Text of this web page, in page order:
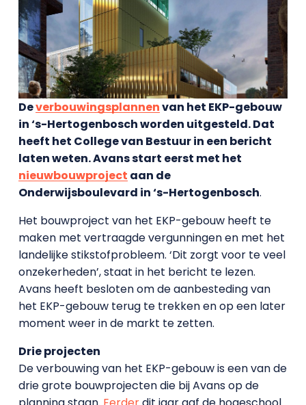
Deverbouwingsplannenvan het EKP-gebouw
in ‘s-Hertogenbosch worden uitgesteld. Dat
heeft het College van Bestuur in een bericht
laten weten. Avans start eerst met het
nieuwbouwproject aan de
Onderwijsboulevard in‘s-Hertogenbosch.
Het bouwproject van het EKP-gebouw heeft te
maken met vertraagde vergunningen en met het
landelijke stikstofprobleem. ‘Dit zorgt voor te veel
onzekerheden’, staat in het bericht te lezen.
Avans heeft besloten om de aanbesteding van
het EKP-gebouw terug te trekken en op een later
moment weer in de markt te zetten.
Drie projecten
De verbouwing van het EKP-gebouw is een van de
drie grote bouwprojecten die bij Avans op de